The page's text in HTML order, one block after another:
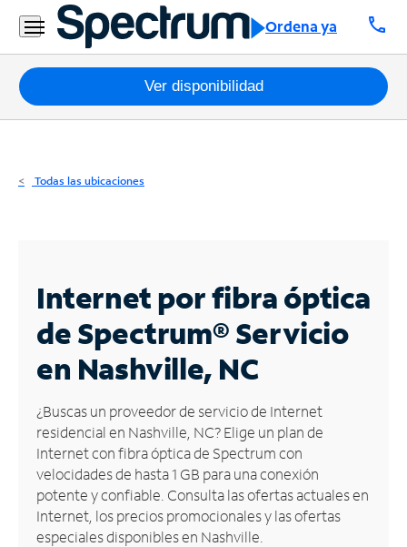
Ordena ya call
Residencial
Business
Paquetes
Internet
Business
Contáctanos
Inglés
Administrar
cuenta
Encuentra
una
tienda
Ver disponibilidad
Todas las ubicaciones
Internet por fibra óptica
de Spectrum®Servicio
en Nashville, NC
¿Buscas un proveedor de servicio de Internet
residencial en Nashville, NC? Elige un plan de
Internet con fibra óptica de Spectrum con
velocidades de hasta 1 GB para una conexión
potente y confiable. Consulta las ofertas actuales en
Internet, los precios promocionales y las ofertas
especiales disponibles en Nashville.